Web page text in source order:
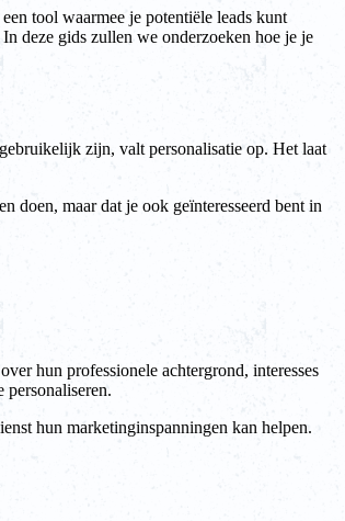
tool waarmee je potentiële leads kunt
deze gids zullen we onderzoeken hoe je je
zijn, valt personalisatie op. Het laat
doen, maar dat je ook geïnteresseerd bent in
hun professionele achtergrond, interesses
hun marketinginspanningen kan helpen.